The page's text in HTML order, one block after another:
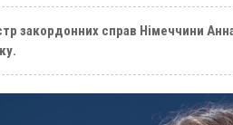
закордонних справ Німеччини